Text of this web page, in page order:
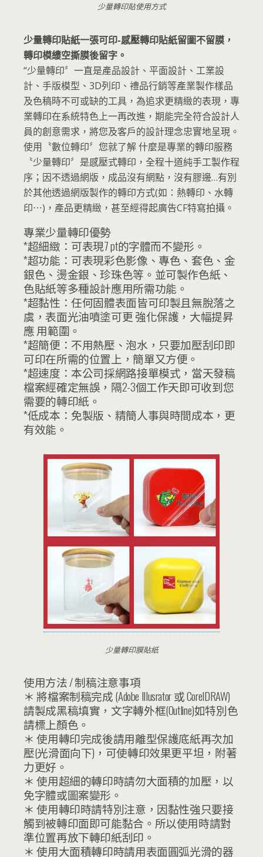
少量轉印貼使用方式
少量轉印貼紙一張可印-感壓轉印貼紙留圖不留膜，
轉印模縷空撕膜後留字。
“少量轉印〞一直是產品設計、平面設計、工業設
計、手版模型、3D列印、禮品行銷等產業製作樣品
及色稿時不可或缺的工具，為追求更精緻的表現，專
業轉印在系統特色上一再改進，期能完全符合設計人
員的創意需求，將您及客戶的設計理念忠實地呈現。
使用〝數位轉印〞您就了解 什麼是專業的轉印服務
〝少量轉印〞是感壓式轉印，全程十道純手工製作程
序；因不透過網版，成品沒有網點，沒有膠邊…有別
於其他透過網版製作的轉印方式(如：熱轉印、水轉
印⋯)，產品更精緻，甚至經得起廣告CF特寫拍攝。
專業少量轉印優勢
*超細緻：可表現7 pt的字體而不變形。
*超功能：可表現彩色影像、專色、套色、金
銀色、燙金銀、珍珠色等。並可製作色紙、
色貼紙等多種設計應用所需功能。
*超黏性：任何固體表面皆可印製且無脫落之
虞，表面光油噴塗可更 強化保護，大幅提昇
應 用範圍。
*超簡便：不用熱壓、泡水，只要加壓刮印即
可印在所需的位置上，簡單又方便。
*超速度：本公司採網路接單模式，當天發稿
檔案經確定無誤，隔2-3個工作天即可收到您
需要的轉印紙。
*低成本：免製版、精簡人事與時間成本，更
有效能。
少量轉印膜貼紙
使用方法 / 制稿注意事項
＊ 將檔案制稿完成 (Adobe Illusrator 或 CorelDRAW)
請製成黑稿填實，文字轉外框(Outline)如特別色
請標上顏色。
＊ 使用轉印完成後請用離型保護底紙再次加
壓(光滑面向下)，可使轉印效果更平坦，附著
力更好。
＊ 使用超細的轉印時請勿大面積的加壓，以
免字體或圖案變形。
＊ 使用轉印時請特別注意，因黏性強只要接
觸到被轉印面即可能黏合。所以使用時請對
準位置再放下轉印紙刮印。
＊ 使用大面積轉印時請用表面圓弧光滑的器